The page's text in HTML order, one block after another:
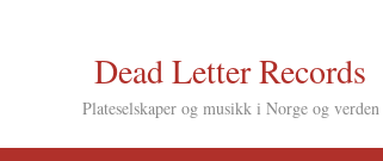
Dead Letter Records
Plateselskaper og musikk i Norge og verden